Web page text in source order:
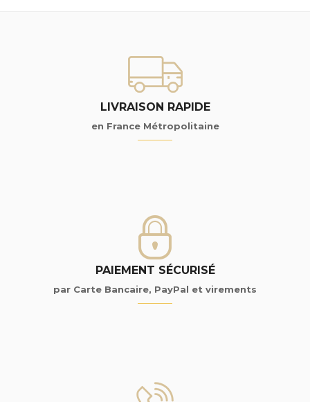
LIVRAISON RAPIDE
en France Métropolitaine
PAIEMENT SÉCURISÉ
par Carte Bancaire, PayPal et virements